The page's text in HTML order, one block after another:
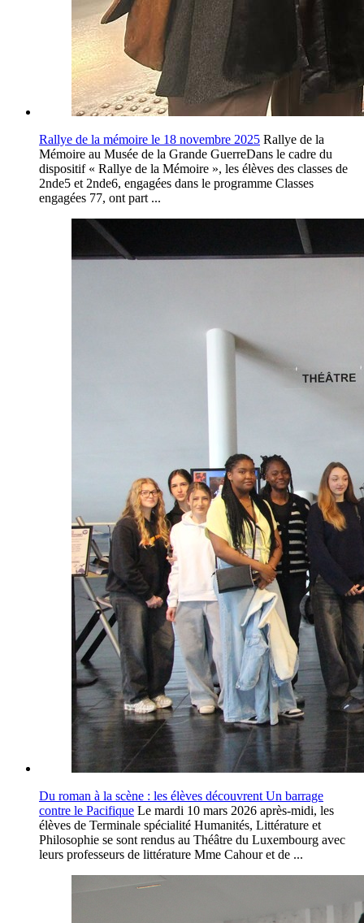
Rallye de la mémoire le 18 novembre 2025 Rallye de la
Mémoire au Musée de la Grande GuerreDans le cadre du
dispositif « Rallye de la Mémoire », les élèves des classes de
2nde5 et 2nde6, engagées dans le programme Classes
engagées 77, ont part ...
Du roman à la scène : les élèves découvrent Un barrage
contre le Pacifique Le mardi 10 mars 2026 après-midi, les
élèves de Terminale spécialité Humanités, Littérature et
Philosophie se sont rendus au Théâtre du Luxembourg avec
leurs professeurs de littérature Mme Cahour et de ...